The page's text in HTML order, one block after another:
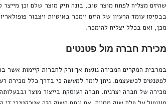
שהיזם מצליח לפתח מוצר טוב, בונה תיק מוצר שלם וכן
בבסיסו עומד הרעיון של היזם יימכר באיטיות ויצבור
מכן, ואם בכלל יצליח להימכר.
מכירת חברה מול פטנטים
במרבית המקרים המכירה נוגעת אך ורק לחברות קיימות אשר
לפטנטים לכשעצמם. ניתן לומר למעשה כי בדרך כלל מכירת
מכירה של חברה יצרנית. חברה העוסקת בייצור מוצר ובבעלותה